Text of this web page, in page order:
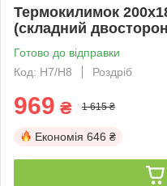
Термокилимок
(складний
Готово до відправки
Код: Н7/Н8
Роздріб
969 ₴ 1 615 ₴
Економія 646 ₴